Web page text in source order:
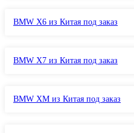
BMW X6 из Китая под заказ
BMW X7 из Китая под заказ
BMW XM из Китая под заказ